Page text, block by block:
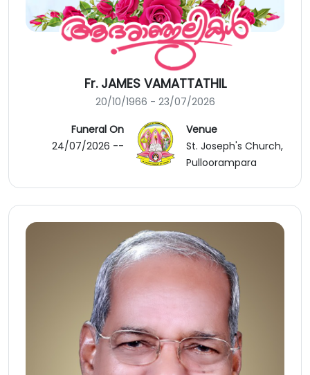
Fr. JAMES VAMATTATHIL
20/10/1966 - 23/07/2026
Funeral On
24/07/2026 --
Venue
St. Joseph's Church,
Pulloorampara